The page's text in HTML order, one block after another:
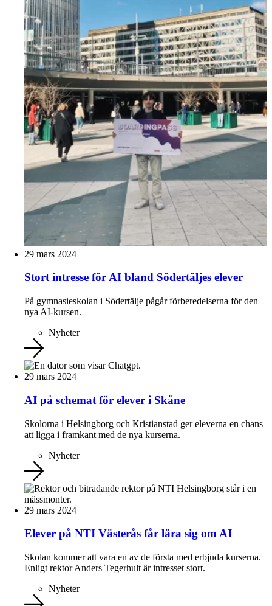
29 mars 2024
Stort intresse för AI bland Södertäljes elever
På gymnasieskolan i Södertälje pågår förberedelserna för den
nya AI-kursen.
Nyheter
29 mars 2024
AI på schemat för elever i Skåne
Skolorna i Helsingborg och Kristianstad ger eleverna en chans
att ligga i framkant med de nya kurserna.
Nyheter
29 mars 2024
Elever på NTI Västerås får lära sig om AI
Skolan kommer att vara en av de första med erbjuda kurserna.
Enligt rektor Anders Tegerhult är intresset stort.
Nyheter